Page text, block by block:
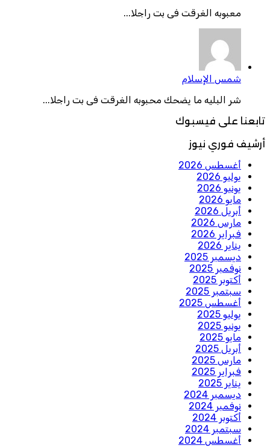
معبوبه الغرقت فى بت راجلا...
شمس الإسلام
شر البليه ما يضحك محبوبه الغرقت فى بت راجلا...
تابعنا على فيسبوك
أرشيف فوري نيوز
أغسطس 2026
يوليو 2026
يونيو 2026
مايو 2026
أبريل 2026
مارس 2026
فبراير 2026
يناير 2026
ديسمبر 2025
نوفمبر 2025
أكتوبر 2025
سبتمبر 2025
أغسطس 2025
يوليو 2025
يونيو 2025
مايو 2025
أبريل 2025
مارس 2025
فبراير 2025
يناير 2025
ديسمبر 2024
نوفمبر 2024
أكتوبر 2024
سبتمبر 2024
أغسطس 2024